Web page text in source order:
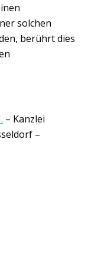
solchen
berührt dies
– Kanzlei
–